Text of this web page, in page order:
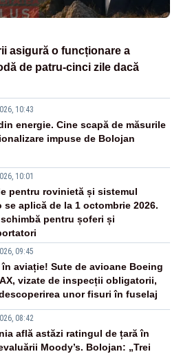
asigură o funcționare a
de patru-cinci zile dacă
10:43
energie. Cine scapă de măsurile
impuse de Bolojan
10:01
pentru rovinietă și sistemul
se aplică de la 1 octombrie 2026.
schimbă pentru șoferi și
09:45
în aviație! Sute de avioane Boeing
vizate de inspecții obligatorii,
unor fisuri în fuselaj
08:42
află astăzi ratingul de țară în
Moody’s. Bolojan: „Trei